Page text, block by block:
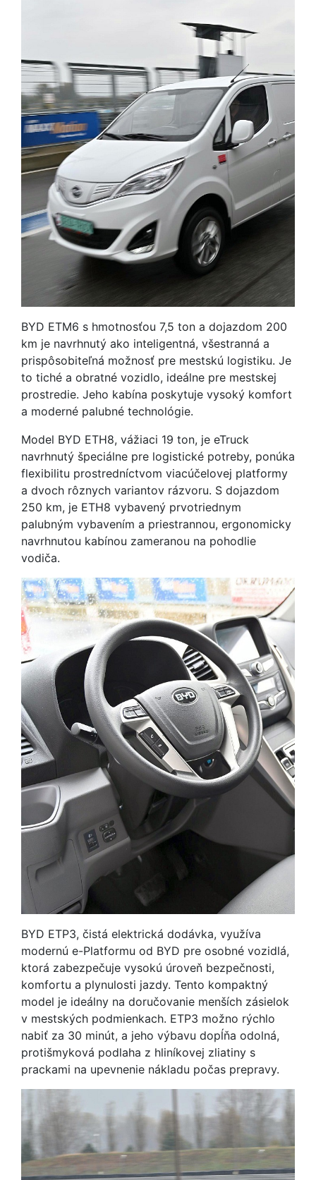
BYD ETM6 s hmotnosťou 7,5 ton a dojazdom 200
km je navrhnutý ako inteligentná, všestranná a
prispôsobiteľná možnosť pre mestskú logistiku. Je
to tiché a obratné vozidlo, ideálne pre mestskej
prostredie. Jeho kabína poskytuje vysoký komfort
a moderné palubné technológie.
Model BYD ETH8, vážiaci 19 ton, je eTruck
navrhnutý špeciálne pre logistické potreby, ponúka
flexibilitu prostredníctvom viacúčelovej platformy
a dvoch rôznych variantov rázvoru. S dojazdom
250 km, je ETH8 vybavený prvotriednym
palubným vybavením a priestrannou, ergonomicky
navrhnutou kabínou zameranou na pohodlie
vodiča.
BYD ETP3, čistá elektrická dodávka, využíva
modernú e-Platformu od BYD pre osobné vozidlá,
ktorá zabezpečuje vysokú úroveň bezpečnosti,
komfortu a plynulosti jazdy. Tento kompaktný
model je ideálny na doručovanie menších zásielok
v mestských podmienkach. ETP3 možno rýchlo
nabiť za 30 minút, a jeho výbavu dopĺňa odolná,
protišmyková podlaha z hliníkovej zliatiny s
prackami na upevnenie nákladu počas prepravy.